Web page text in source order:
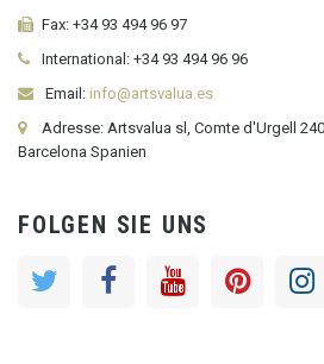
Fax: +34 93 494 96 97
International: +34 93 494 96 96
Email: info@artsvalua.es
Adresse: Artsvalua sl, Comte d'Urgell
Barcelona Spanien
FOLGEN SIE UNS